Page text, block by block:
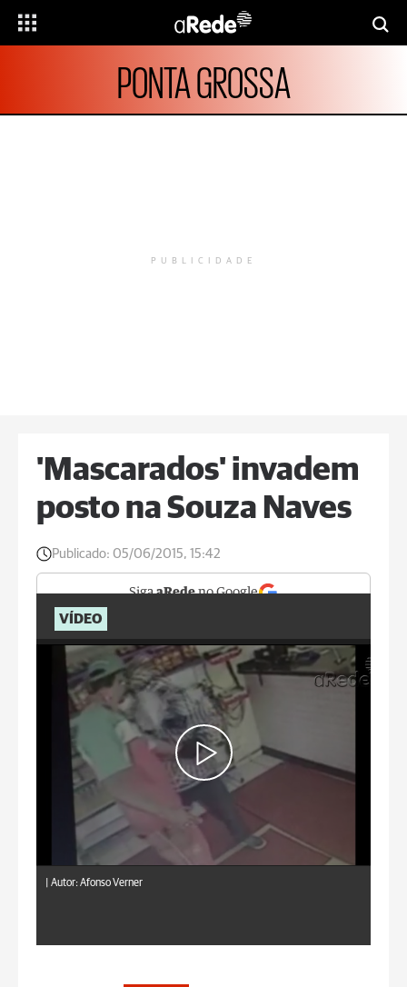
PONTA GROSSA
PUBLICIDADE
'Mascarados' invadem
posto na Souza Naves
Publicado: 05/06/2015, 15:42
SigaaRedeno Google
VÍDEO
Autor: Afonso Verner